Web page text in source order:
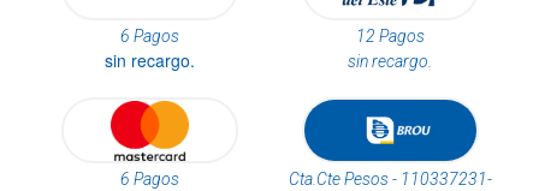
6 Pagos
sin recargo.
12 Pagos
sin recargo.
6 Pagos
Cta.Cte Pesos - 110337231-